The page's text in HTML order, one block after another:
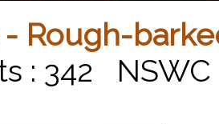
Rough-
: 342 NSWC